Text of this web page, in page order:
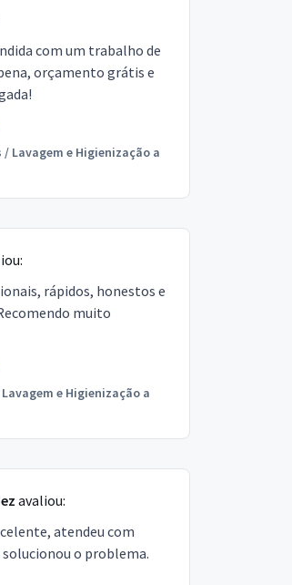
com um trabalho de
orçamento grátis e
/ Lavagem e Higienização a
rápidos, honestos e
muito
Lavagem e Higienização a
avaliou:
atendeu com
o problema.